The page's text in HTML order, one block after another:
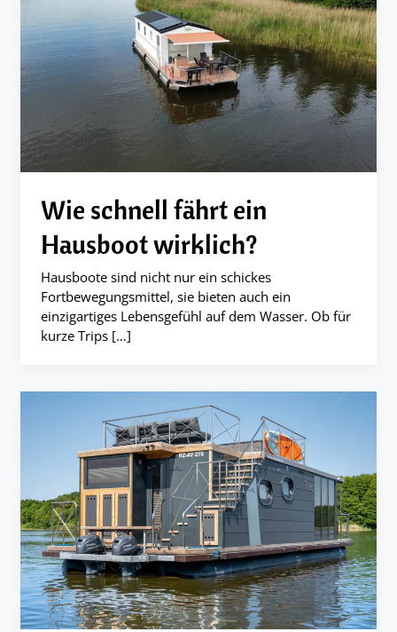
Wie schnell fährt ein
Hausboot wirklich?
Hausboote sind nicht nur ein schickes
Fortbewegungsmittel, sie bieten auch ein
einzigartiges Lebensgefühl auf dem Wasser. Ob für
kurze Trips […]